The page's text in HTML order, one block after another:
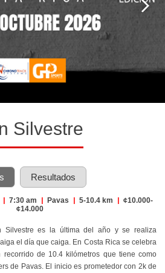
Silvestre
Resultados
| 7:30 am | Pavas | 5-10.4 km | ¢10.000-
¢14.000
Silvestre es la última del año y se realiza
el día que caiga. En Costa Rica se celebra
de 10.4 kilómetros que tiene como
de Pavas. El inicio es prometedor con 2k de